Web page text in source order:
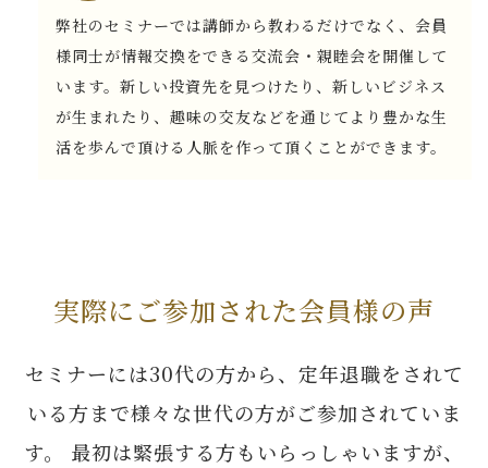
弊社のセミナーでは講師から教わるだけでなく、会員
様同士が情報交換をできる交流会・親睦会を開催して
います。新しい投資先を見つけたり、新しいビジネス
が生まれたり、趣味の交友などを通じてより豊かな生
活を歩んで頂ける人脈を作って頂くことができます。
実際にご参加された会員様の声
セミナーには30代の方から、定年退職をされて
いる方まで様々な世代の方がご参加されていま
す。
最初は緊張する方もいらっしゃいますが、